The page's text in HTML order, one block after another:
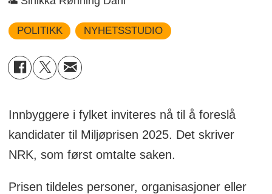
POLITIKK NYHETSSTUDIO
Innbyggere i fylket inviteres nå til å foreslå
kandidater til Miljøprisen 2025. Det skriver
NRK, som først omtalte saken.
Prisen tildeles personer, organisasjoner eller